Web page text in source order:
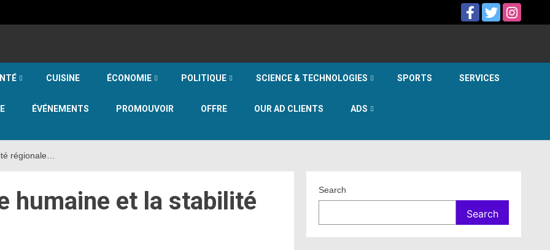
CUISINE ÉCONOMIE POLITIQUE SCIENCE & TECHNOLOGIES SPORTS SERVICES
ÉVÉNEMENTS PROMOUVOIR OFFRE OUR AD CLIENTS ADS
régionale…
humaine et la stabilité Search
Search